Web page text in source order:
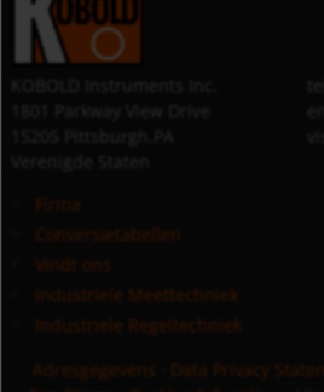
Firma
Conversietabellen
Vindt ons
Industriele Meettechniek
Industriele Regeltechniek
Adresgegevens
Data Privacy